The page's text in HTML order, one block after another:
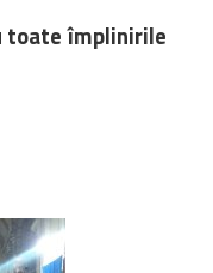
împlinirile